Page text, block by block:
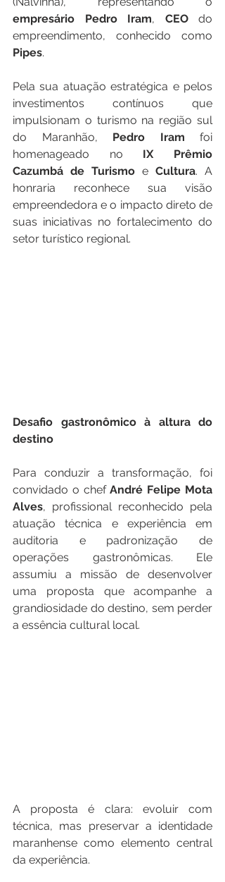
empresário
Pedro Iram, CEO do
Pipes.
Pela sua atuação estratégica e pelos
investimentos contínuos que
impulsionam o turismo na região sul
do Maranhão, Pedro Iram foi
homenageado no IX
Prêmio
Cazumbá de Turismo e Cultura. A
honraria reconhece sua visão
empreendedora e o impacto direto de
suas iniciativas no fortalecimento do
setor turístico regional.
Desafio gastronômico à altura
do
destino
Para conduzir a transformação, foi
convidado o chef André Felipe Mota
Alves, profissional reconhecido pela
atuação técnica e experiência em
auditoria e padronização de
operações gastronômicas. Ele
assumiu a missão de desenvolver
uma proposta que acompanhe a
grandiosidade do destino, sem perder
a essência cultural local.
A proposta é clara: evoluir com
técnica, mas preservar a identidade
maranhense como elemento central
da experiência.